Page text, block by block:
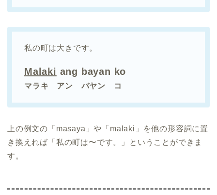
私の町は大きです。
Malaki ang bayan ko
マラキ アン バヤン コ
上の例文の「masaya」や「malaki」を他の形容詞に置
き換えれば「私の町は〜です。」ということができま
す。